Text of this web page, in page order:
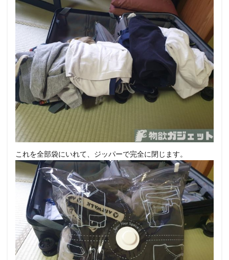
これを全部袋にいれて、ジッパーで完全に閉じます。